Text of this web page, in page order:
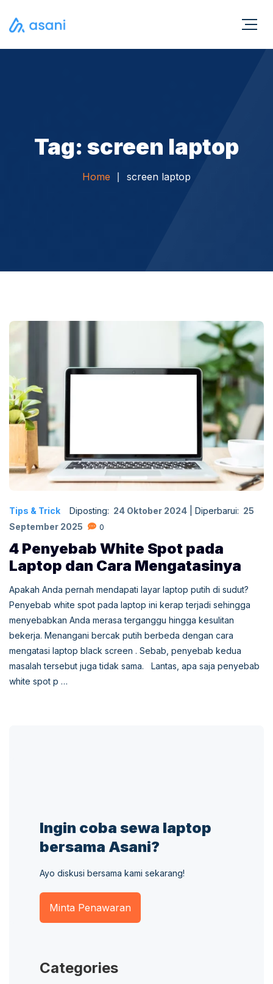
Tag: screen laptop
Home screen laptop
Tips & Trick Diposting: 24 Oktober 2024 Diperbarui: 25
September 2025
0
4 Penyebab White Spot pada
Laptop dan Cara Mengatasinya
Apakah Anda pernah mendapati layar laptop putih di sudut?
Penyebab white spot pada laptop ini kerap terjadi sehingga
menyebabkan Anda merasa terganggu hingga kesulitan
bekerja. Menangani bercak putih berbeda dengan cara
mengatasi laptop black screen . Sebab, penyebab kedua
masalah tersebut juga tidak sama. Lantas, apa saja penyebab
white spot p …
Ingin coba sewa laptop
bersama Asani?
Ayo diskusi bersama kami sekarang!
Minta Penawaran
Categories